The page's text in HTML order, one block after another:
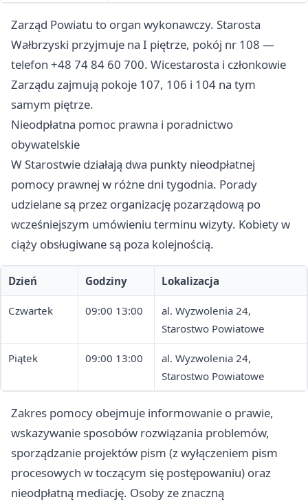
Zarząd Powiatu to organ wykonawczy. Starosta
Wałbrzyski przyjmuje na I piętrze, pokój nr 108 —
telefon +48 74 84 60 700. Wicestarosta i członkowie
Zarządu zajmują pokoje 107, 106 i 104 na tym
samym piętrze.
Nieodpłatna pomoc prawna i poradnictwo
obywatelskie
W Starostwie działają dwa punkty nieodpłatnej
pomocy prawnej w różne dni tygodnia. Porady
udzielane są przez organizację pozarządową po
wcześniejszym umówieniu terminu wizyty. Kobiety w
ciąży obsługiwane są poza kolejnością.
Dzień Godziny Lokalizacja
Czwartek 09:00 13:00
al. Wyzwolenia 24,
Starostwo Powiatowe
Piątek 09:00 13:00
al. Wyzwolenia 24,
Starostwo Powiatowe
Zakres pomocy obejmuje informowanie o prawie,
wskazywanie sposobów rozwiązania problemów,
sporządzanie projektów pism (z wyłączeniem pism
procesowych w toczącym się postępowaniu) oraz
nieodpłatną mediację. Osoby ze znaczną